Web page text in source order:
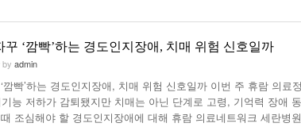
‘깜빡’하는 경도인지장애, 치매 위험 신호일까
by admin
빡’하는 경도인지장애, 치매 위험 신호일까 이번 주 휴람 의료정
능 저하가 감퇴됐지만 치매는 아닌 단계로 고령, 기억력 장애 동
조심해야 할 경도인지장애에 대해 휴람 의료네트워크 세란병원